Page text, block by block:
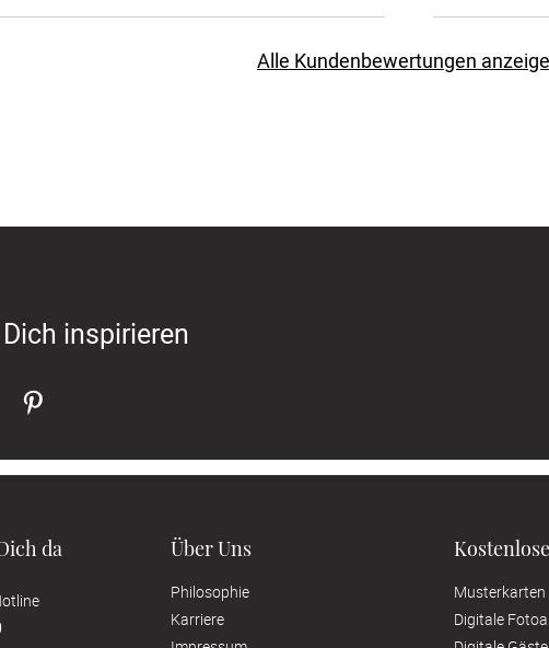
Alle Kundenbewertungen
inspirieren
da Über Uns
Philosophie
Karriere
Musterkarten
Digitale